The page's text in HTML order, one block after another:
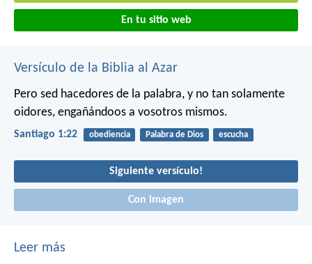
En tu sitio web
Versículo de la Biblia al Azar
Pero sed hacedores de la palabra, y no tan solamente
oidores, engañándoos a vosotros mismos.
Santiago 1:22 obediencia Palabra de Dios escucha
Siguiente versículo!
Con imagen
Leer más